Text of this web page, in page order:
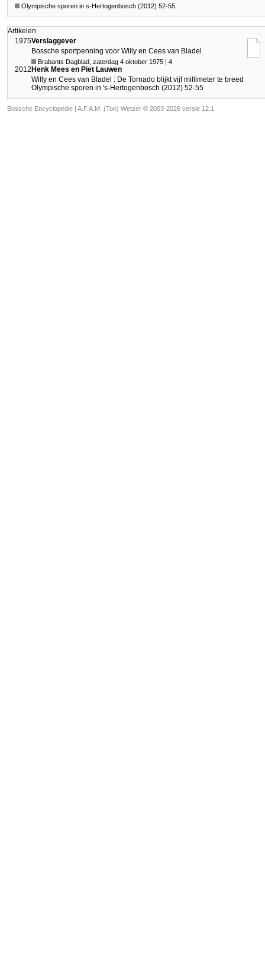
Olympische sporen in s-Hertogenbosch (2012) 52-55
Artikelen
1975Verslaggever
Bossche sportpenning voor Willy en Cees van Bladel
Brabants Dagblad, zaterdag 4 oktober 1975 | 4
2012 Henk Mees en Piet Lauwen
Willy en Cees van Bladel : De Tornado blijkt vijf millimeter te breed
Olympische sporen in 's-Hertogenbosch (2012) 52-55
Bossche Encyclopedie | A.F.A.M. (Ton) Wetzer © 2003-2026 versie 12.1